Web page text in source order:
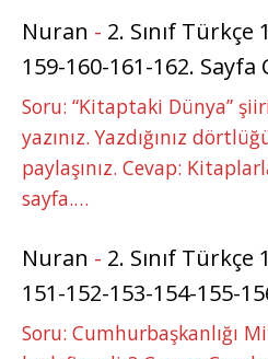
Nuran - 2. Sınıf Türkçe
159-160-161-162. Sayfa
Soru: “Kitaptaki Dünya”
yazınız. Yazdığınız
paylaşınız. Cevap:
sayfa.…
Nuran - 2. Sınıf Türkçe
151-152-153-154-155-
Soru: Cumhurbaşkanlığı